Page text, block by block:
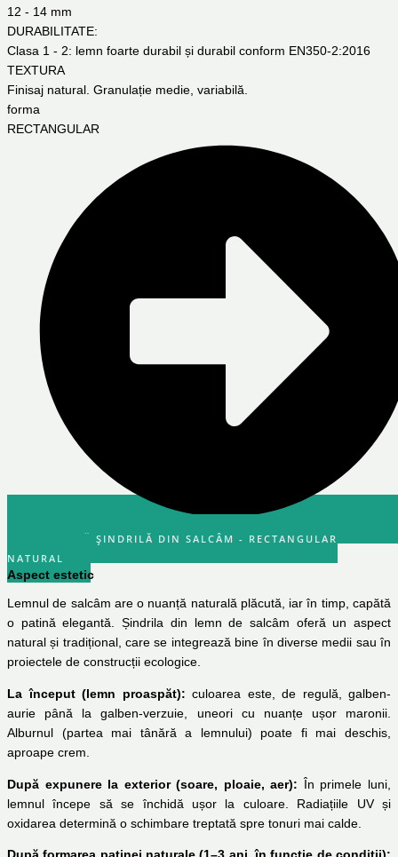
12 - 14 mm
DURABILITATE:
Clasa 1 - 2: lemn foarte durabil și durabil conform EN350-2:2016
TEXTURA
Finisaj natural. Granulație medie, variabilă.
forma
RECTANGULAR
FIȘA TEHNICĂ ȘINDRILĂ DIN SALCÂM - RECTANGULAR
NATURAL
Aspect estetic
Lemnul de salcâm are o nuanță naturală plăcută, iar în timp, capătă
o patină elegantă. Șindrila din lemn de salcâm oferă un aspect
natural și tradițional, care se integrează bine în diverse medii sau în
proiectele de construcții ecologice.
La început (lemn proaspăt): culoarea este, de regulă, galben-
aurie până la galben-verzuie, uneori cu nuanțe ușor maronii.
Alburnul (partea mai tânără a lemnului) poate fi mai deschis,
aproape crem.
După expunere la exterior (soare, ploaie, aer): În primele luni,
lemnul începe să se închidă ușor la culoare. Radiațiile UV și
oxidarea determină o schimbare treptată spre tonuri mai calde.